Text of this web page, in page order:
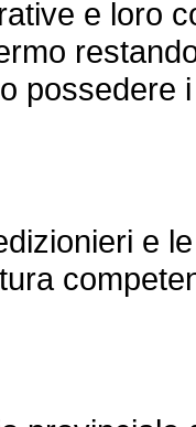
e loro
possedere
e